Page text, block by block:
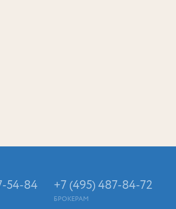
54-84
БРОКЕРАМ
+7 (495) 487-84-72